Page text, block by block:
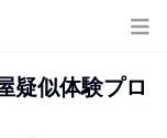
疑似体験プロ